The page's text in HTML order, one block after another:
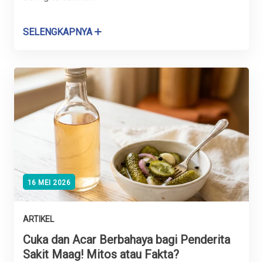
SELENGKAPNYA
16 MEI 2026
ARTIKEL
Cuka dan Acar Berbahaya bagi Penderita
Sakit Maag! Mitos atau Fakta?